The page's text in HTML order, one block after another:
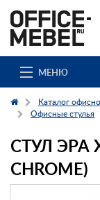
МЕНЮ
Каталог
О компании
Каталог
Офисные стулья
СТУЛ ЭРА
CHROME)